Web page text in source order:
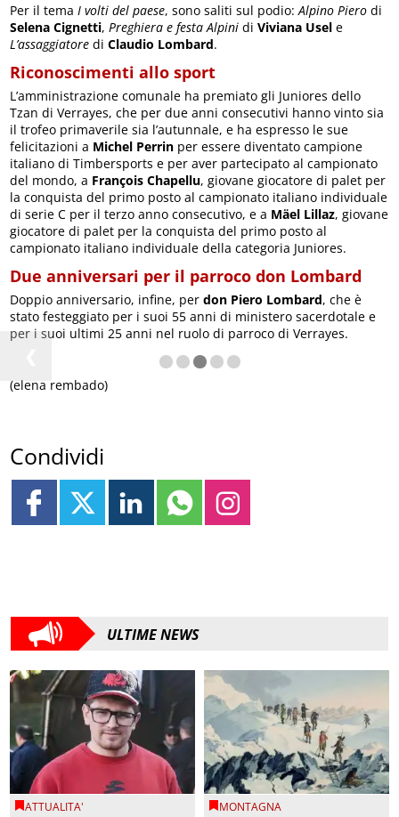
Per il tema I volti del paese, sono saliti sul podio:Alpino Piero di
Selena Cignetti, Preghiera e festa Alpini diViviana Usel e
L’assaggiatore diClaudio Lombard.
Riconoscimenti allo sport
L’amministrazione comunale ha premiato gli Juniores dello
Tzan di Verrayes, che per due anni consecutivi hanno vinto sia
il trofeo primaverile sia l’autunnale, e ha espresso le sue
felicitazioni a Michel Perrin per essere diventato campione
italiano di Timbersports e per aver partecipato al campionato
del mondo, a François Chapellu, giovane giocatore di palet per
la conquista del primo posto al campionato italiano individuale
di serie C per il terzo anno consecutivo, e a Mäel Lillaz, giovane
giocatore di palet per la conquista del primo posto al
campionato italiano individuale della categoria Juniores.
Due anniversari per il parroco don Lombard
Doppio anniversario, infine, per don Piero Lombard, che è
stato festeggiato per i suoi 55 anni di ministero sacerdotale e
per i suoi ultimi 25 anni nel ruolo di parroco di Verrayes.
(elena rembado)
Condividi
ULTIME NEWS
ATTUALITA' MONTAGNA